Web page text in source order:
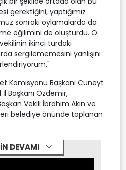
gerektiğini, yaptığımız
sonraki oylamalarda da
eğilimini de oluşturdu. O
ikinci turdaki
sergilememesini yanlışını
Komisyonu Başkanı Cüneyt
Başkanı Özdemir,
Vekili İbrahim Akın ve
belediye önünde toplanan
DEVAMI